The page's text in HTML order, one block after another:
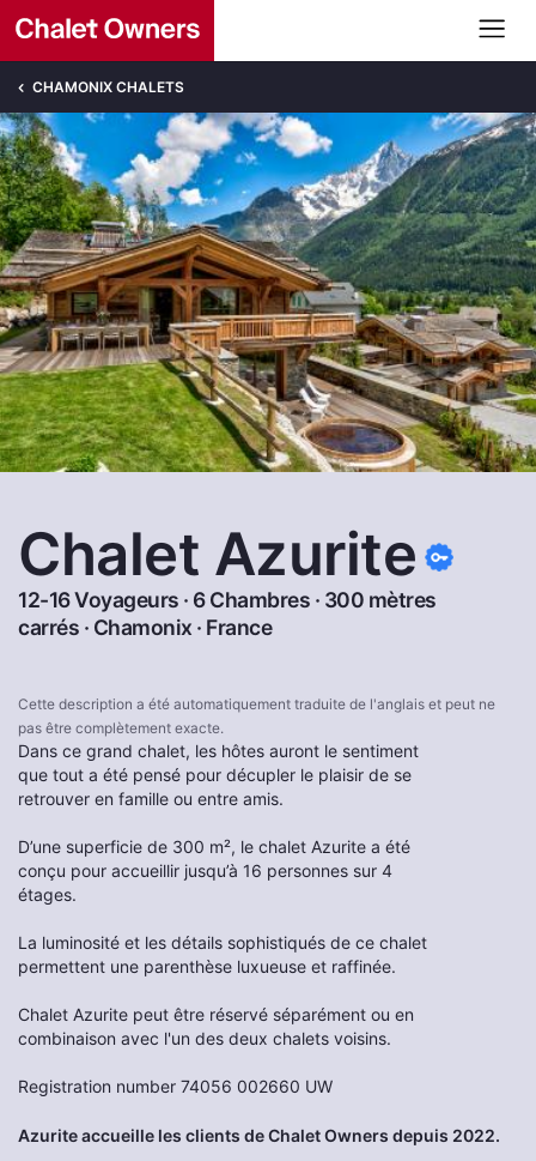
CHAMONIX CHALETS
Chalet Azurite
12-16 Voyageurs · 6 Chambres · 300 mètres
carrés · Chamonix · France
Cette description a été automatiquement traduite de l'anglais et peut ne
pas être complètement exacte.
Dans ce grand chalet, les hôtes auront le sentiment
que tout a été pensé pour décupler le plaisir de se
retrouver en famille ou entre amis.
D’une superficie de 300 m², le chalet Azurite a été
conçu pour accueillir jusqu’à 16 personnes sur 4
étages.
La luminosité et les détails sophistiqués de ce chalet
permettent une parenthèse luxueuse et raffinée.
Chalet Azurite peut être réservé séparément ou en
combinaison avec l'un des deux chalets voisins.
Registration number 74056 002660 UW
Azurite accueille les clients de Chalet Owners depuis 2022.